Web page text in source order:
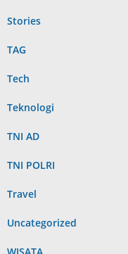
Stories
TAG
Tech
Teknologi
TNI AD
TNI POLRI
Travel
Uncategorized